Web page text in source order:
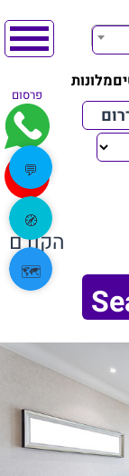
מלונות
פרסום
הקודם
💬
🧭
🗺️